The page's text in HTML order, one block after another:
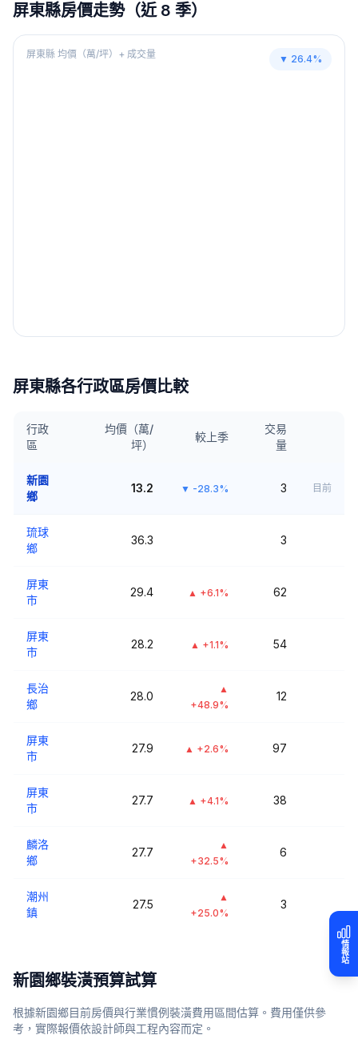
屏東縣房價走勢（近 8 季）
屏東縣 均價（萬/坪）+ 成交量 ▼ 26.4%
屏東縣各行政區房價比較
行政
區
均價（萬/
坪）
較上季
交易
量
新園
鄉
13.2 ▼ -28.3% 3 目前
琉球
鄉
36.3 3
屏東
市
29.4 ▲ +6.1% 62
屏東
市
28.2 ▲ +1.1% 54
長治
鄉
28.0
▲
+48.9%
12
屏東
市
27.9 ▲ +2.6% 97
屏東
市
27.7 ▲ +4.1% 38
麟洛
鄉
27.7
▲
+32.5%
6
潮州
鎮
27.5
▲
+25.0%
3
新園鄉裝潢預算試算
根據新園鄉目前房價與行業慣例裝潢費用區間估算。費用僅供參
考，實際報價依設計師與工程內容而定。
情報站